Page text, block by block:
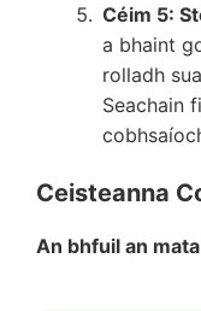
Céim 5:
a bhaint
rolladh
Seachain
Ceisteanna
An bhfuil an